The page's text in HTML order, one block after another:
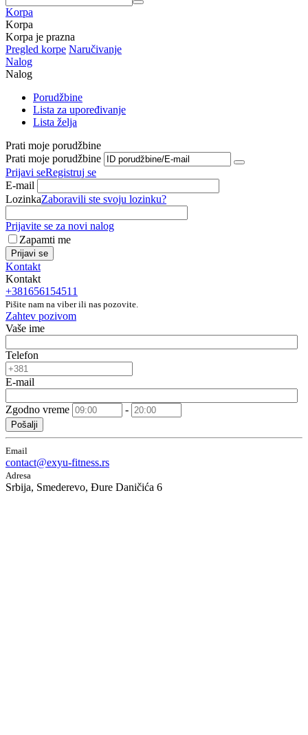
Korpa
Korpa
Korpa je prazna
Pregled korpe Naručivanje
Nalog
Nalog
Porudžbine
Lista za upoređivanje
Lista želja
Prati moje porudžbine
Prati moje porudžbine
Prijavi seRegistruj se
E-mail
LozinkaZaboravili ste svoju lozinku?
Prijavite se za novi nalog
Zapamti me
Prijavi se
Kontakt
Kontakt
+381656154511
Pišite nam na viber ili nas pozovite.
Zahtev pozivom
Vaše ime
Telefon
E-mail
Zgodno vreme -
Pošalji
Email
contact@exyu-fitness.rs
Adresa
Srbija, Smederevo, Đure Daničića 6